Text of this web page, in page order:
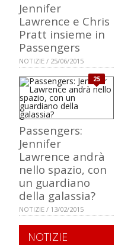
Jennifer
Lawrence e Chris
Pratt insieme in
Passengers
NOTIZIE / 25/06/2015
25
Passengers:
Jennifer
Lawrence andrà
nello spazio, con
un guardiano
della galassia?
NOTIZIE / 13/02/2015
NOTIZIE